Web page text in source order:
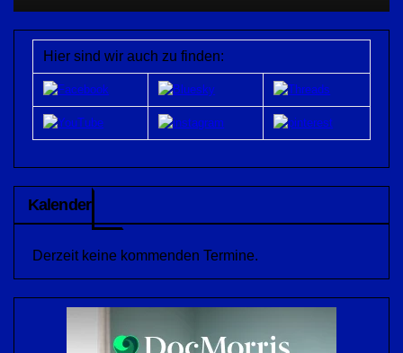
Hier sind wir auch zu finden:
Kalender
Derzeit keine kommenden Termine.